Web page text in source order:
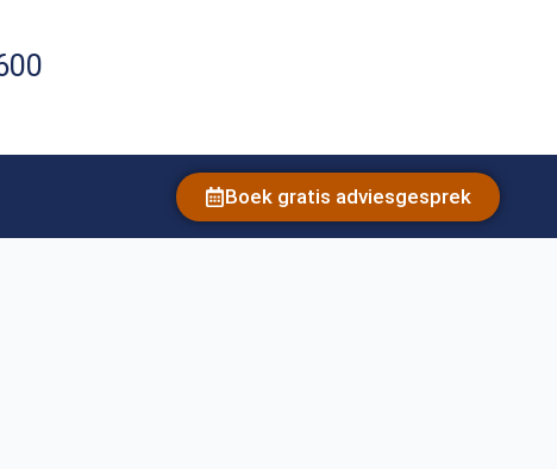
Boek gratis adviesgesprek